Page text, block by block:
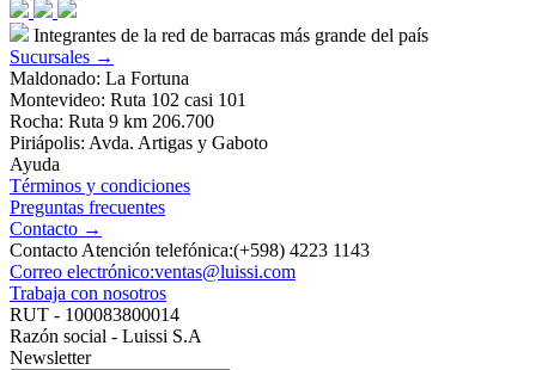
Integrantes de la red de barracas más grande del país
Sucursales →
Maldonado: La Fortuna
Montevideo: Ruta 102 casi 101
Rocha: Ruta 9 km 206.700
Piriápolis: Avda. Artigas y Gaboto
Ayuda
Términos y condiciones
Preguntas frecuentes
Contacto →
Contacto Atención telefónica:(+598) 4223 1143
Correo electrónico:ventas@luissi.com
Trabaja con nosotros
RUT - 100083800014
Razón social - Luissi S.A
Newsletter